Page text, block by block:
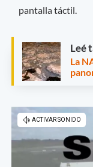
pantalla táctil.
Leé
La